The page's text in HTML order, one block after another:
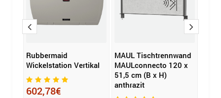
Rubbermaid
Wickelstation Vertikal
602,78€
MAUL Tischtrennwand
MAULconnecto 120 x
51,5 cm (B x H)
anthrazit